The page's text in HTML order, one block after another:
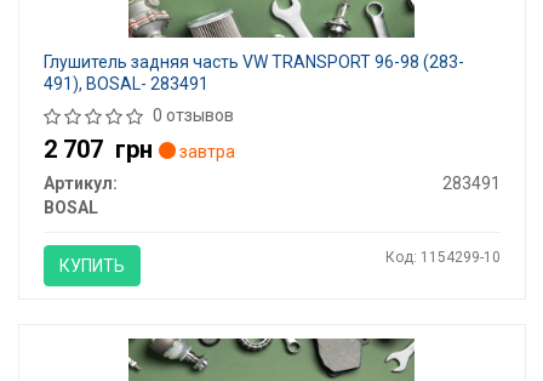
Глушитель задняя часть VW TRANSPORT 96-98 (283-
491), BOSAL- 283491
0 отзывов
2 707 грн
завтра
Артикул:
283491
BOSAL
КУПИТЬ Код: 1154299-10